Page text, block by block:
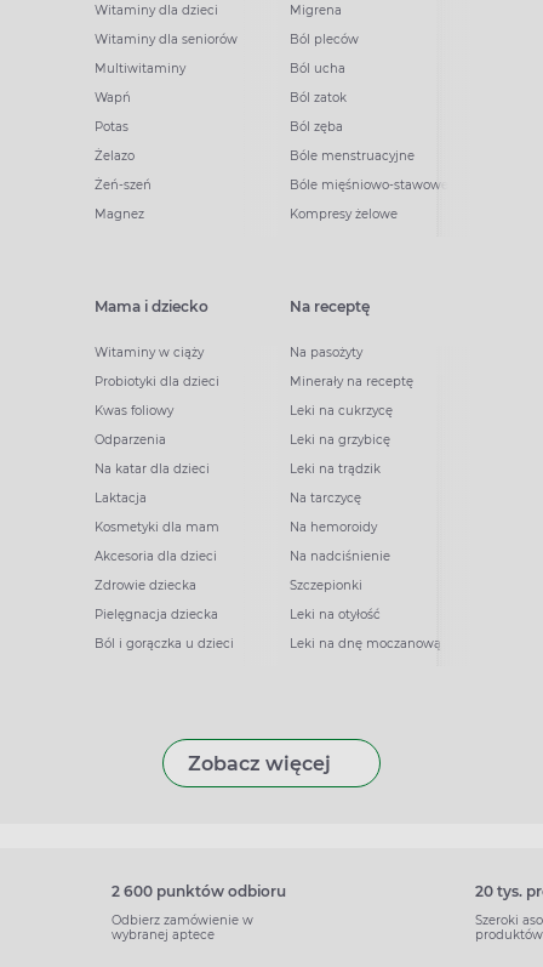
Witaminy dla dzieci
Witaminy dla seniorów
Multiwitaminy
Wapń
Potas
Żelazo
Żeń-szeń
Magnez
Migrena
Ból pleców
Ból ucha
Ból zatok
Ból zęba
Bóle menstruacyjne
Bóle mięśniowo-stawowe
Kompresy żelowe
Mama i dziecko
Witaminy w ciąży
Probiotyki dla dzieci
Kwas foliowy
Odparzenia
Na katar dla dzieci
Laktacja
Kosmetyki dla mam
Akcesoria dla dzieci
Zdrowie dziecka
Pielęgnacja dziecka
Ból i gorączka u dzieci
Na receptę
Na pasożyty
Minerały na receptę
Leki na cukrzycę
Leki na grzybicę
Leki na trądzik
Na tarczycę
Na hemoroidy
Na nadciśnienie
Szczepionki
Leki na otyłość
Leki na dnę moczanową
Zobacz więcej
2 600 punktów odbioru
Odbierz zamówienie w
wybranej aptece
20 tys.
Szeroki
produktów